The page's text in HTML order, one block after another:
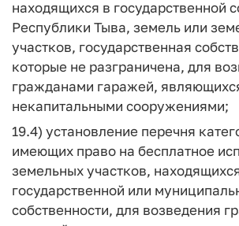
находящихся в государственной
Республики Тыва, земель или
участков, государственная
которые не разграничена, для
гражданами гаражей,
некапитальными сооружениями;
19.4) установление перечня
имеющих право на бесплатное
земельных участков,
государственной или
собственности, для возведения